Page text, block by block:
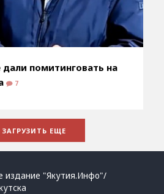
помитинговать на
7
ЗАГРУЗИТЬ ЕЩЕ
издание "Якутия.Инфо"/